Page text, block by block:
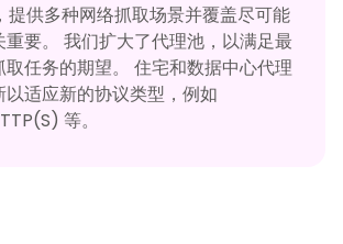
提供多种网络抓取场景并覆盖尽可能
重要。 我们扩大了代理池，以满足最
任务的期望。 住宅和数据中心代理
适应新的协议类型，例如
等。